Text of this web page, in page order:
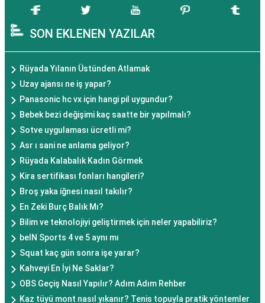
SON EKLENEN YAZILAR
Rüyada Yılanın Üstünden Atlamak
Uzay ajansı ne iş yapar?
Panasonic hc vx için hangi pil uygundur?
Bebek bezi değişimi kaç saatte bir yapılmalı?
Sotve uygulaması ücretli mi?
Asr ı sani ne anlama geliyor?
Rüyada Kalabalık Kadın Görmek
Kira sertifikası fonları hangileri?
Broş yaka iğnesi nasıl takılır?
En Zeki Burç Balık Mı?
Bilim ve teknolojiyi geliştirmek için neler yapabiliriz?
beIN Sports 4 ve 5 aynı mı
Squat kaç gün sonra işe yarar?
Kahveyi En İyi Ne Saklar?
OBS Geçiş Nasıl Yapılır? Adım Adım Rehber
Kaz tüyü mont nasıl yıkanır? Tenis topuyla pratik yöntemler